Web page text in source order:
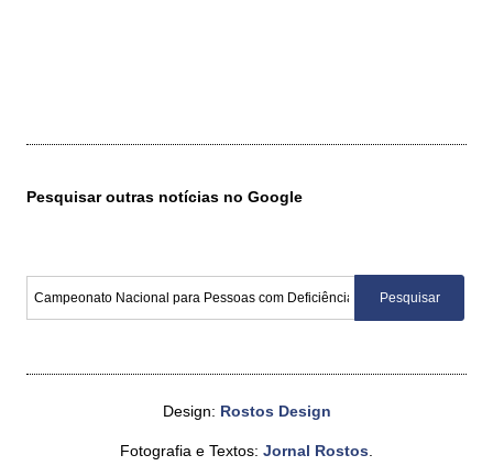
Pesquisar outras notícias no Google
Design: Rostos Design
Fotografia e Textos: Jornal Rostos.